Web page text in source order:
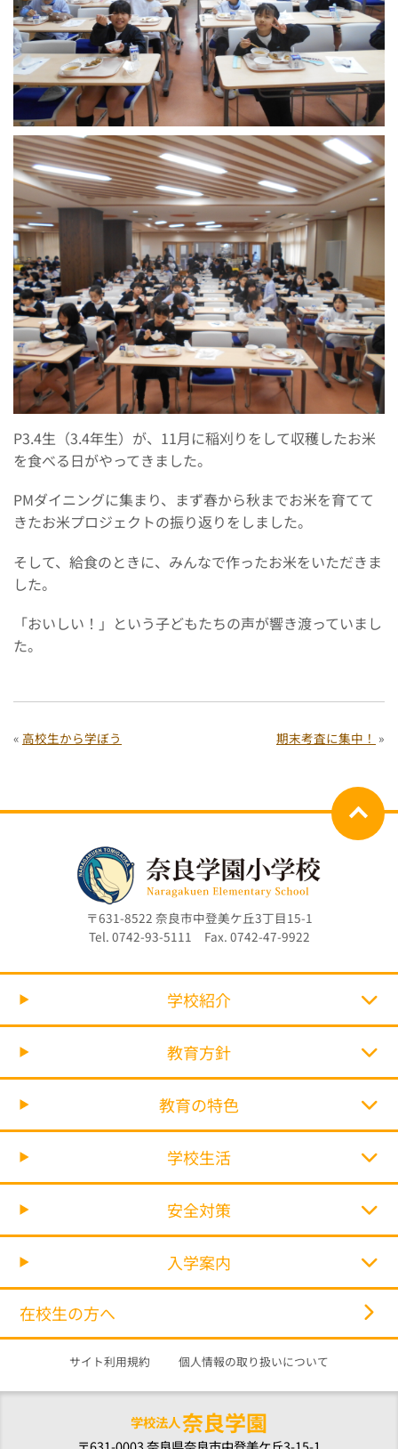
P3.4生（3.4年生）が、11月に稲刈りをして収穫したお米
を食べる日がやってきました。
PMダイニングに集まり、まず春から秋までお米を育てて
きたお米プロジェクトの振り返りをしました。
そして、給食のときに、みんなで作ったお米をいただきま
した。
「おいしい！」という子どもたちの声が響き渡っていまし
た。
« 高校生から学ぼう 期末考査に集中！ »
〒631-8522 奈良市中登美ケ丘3丁目15-1
Tel. 0742-93-5111 Fax. 0742-47-9922
学校紹介
教育方針
教育の特色
学校生活
安全対策
入学案内
在校生の方へ
サイト利用規約 個人情報の取り扱いについて
学校法人奈良学園